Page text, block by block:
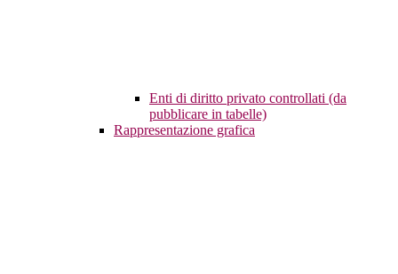
Enti di diritto privato controllati (da
pubblicare in tabelle)
Rappresentazione grafica